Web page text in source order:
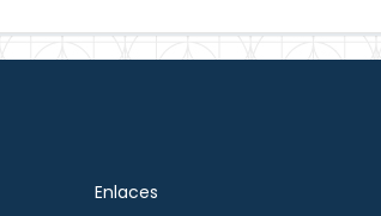
Enlaces